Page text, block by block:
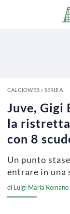
CALCIOWEB» SERIE A
Juve, Gigi
la
con 8
Un punto
entrare in una
di Luigi Maria Romano